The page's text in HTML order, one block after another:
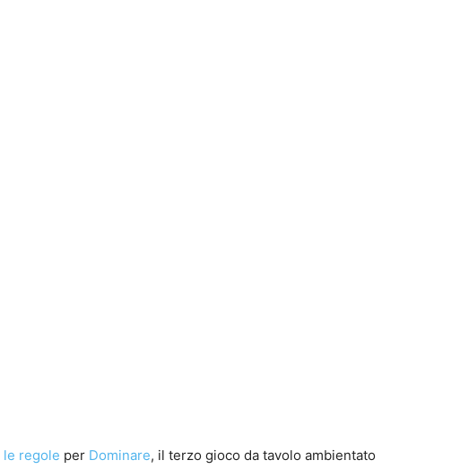
le regole per Dominare, il terzo gioco da tavolo ambientato